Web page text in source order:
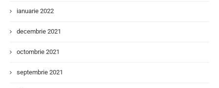
ianuarie 2022
decembrie 2021
octombrie 2021
septembrie 2021